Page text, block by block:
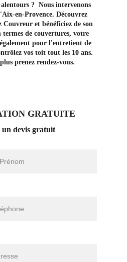
alentours ?  Nous intervenons
en-Provence. Découvrez
Couvreur et bénéficiez de son
termes de couvertures, votre
pour l'entretient de
vos toit tout les 10 ans.
prenez rendez-vous.
GRATUITE
devis gratuit